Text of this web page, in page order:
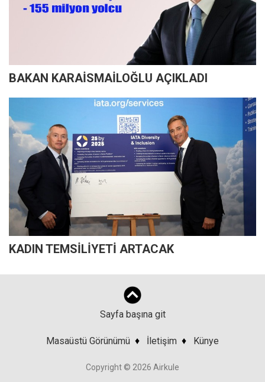
BAKAN KARAİSMAİLOĞLU AÇIKLADI
KADIN TEMSİLİYETİ ARTACAK
Sayfa başına git
Masaüstü Görünümü ♦ İletişim ♦ Künye
Copyright © 2026 Airkule